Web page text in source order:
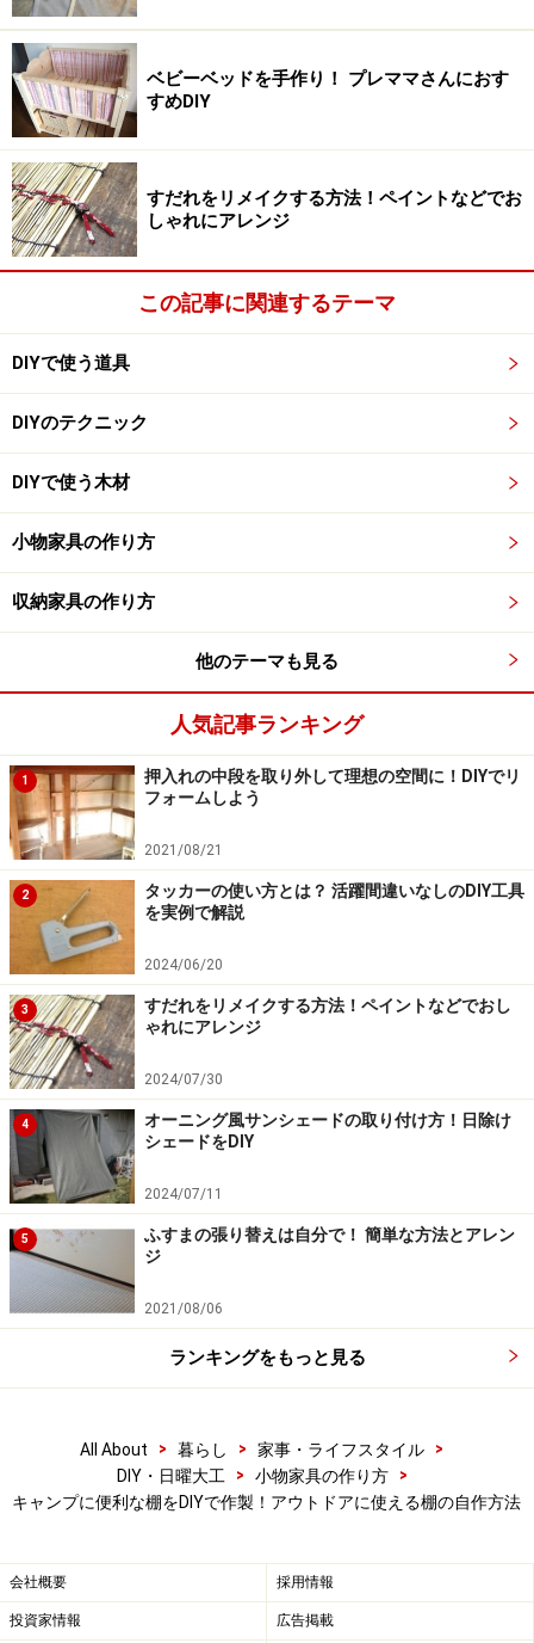
900mmの角材に印をつけます。900mmの角材に上から
角材の幅分、線をひきます。
そして棚板になる杉材の厚み分あけて、同様に角材の幅
の線をひきます。
2.ネジの穴あけ
角材の中心に印をつけます
線をひいた対角線の中心にネジ穴の印をつけます。接着
剤を使うので1ヶ所ずつネジをとめていきます。接着剤
まうので、2ヶ所でとめてください。
印をつけたところに下穴をあけます。ネジは下穴に沿っ
て入っていくので、なるべく垂直に下穴をあけましょ
う。
ダボ錐もできるだけ垂直にあけます
次にダボ錐で穴をあけます。ダボ錐を持っていない場合
は55mmくらいの長さのネジを使って下さい。
4.ネジどめ
グラグラにならないようしっかり固定します
一番上から桟になる板を接着剤をつけてからネジでとめ
ていきます。
左が上側
脚に対して桟は垂直になるように
同様に2セット制作してください。
ベビーベッドを手作り！ プレママさんにおす
すめDIY
すだれをリメイクする方法！ペイントなどでお
しゃれにアレンジ
この記事に関連するテーマ
DIYで使う道具
DIYのテクニック
DIYで使う木材
小物家具の作り方
収納家具の作り方
他のテーマも見る
人気記事ランキング
1
押入れの中段を取り外して理想の空間に！DIYでリ
フォームしよう
2021/08/21
2
タッカーの使い方とは？ 活躍間違いなしのDIY工具
を実例で解説
2024/06/20
3
すだれをリメイクする方法！ペイントなどでおし
ゃれにアレンジ
2024/07/30
4
オーニング風サンシェードの取り付け方！日除け
シェードをDIY
2024/07/11
5
ふすまの張り替えは自分で！ 簡単な方法とアレン
ジ
2021/08/06
ランキングをもっと見る
All About > 暮らし > 家事・ライフスタイル
>
DIY・日曜大工
> 小物家具の作り方
>
キャンプに便利な棚をDIYで作製！アウトドアに使える棚の自作方法
会社概要 採用情報
投資家情報 広告掲載